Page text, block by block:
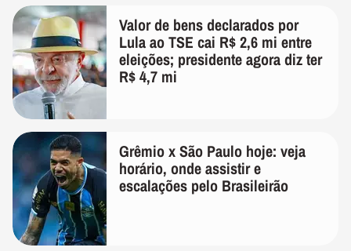
Valor de bens declarados por
Lula ao TSE cai R$ 2,6 mi entre
eleições; presidente agora diz ter
R$ 4,7 mi
Grêmio x São Paulo hoje: veja
horário, onde assistir e
escalações pelo Brasileirão